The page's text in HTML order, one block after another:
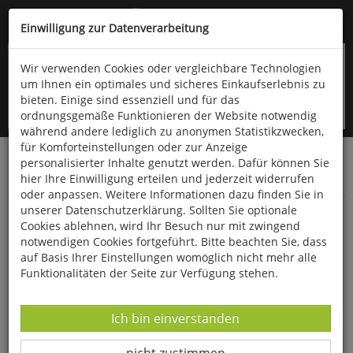
Kompletten Head der Seite überspringen
oder (06766) 9323-960
Startseite Bücher Quelle & Meyer Verlag
Flora
Bestimmungskarten
Strandpflanzen an Nord- und Ostsee im
Vergleich 10er Set
Einwilligung zur Datenverarbeitung
Wir verwenden Cookies oder vergleichbare Technologien
um Ihnen ein optimales und sicheres Einkaufserlebnis zu
bieten. Einige sind essenziell und für das
ordnungsgemäße Funktionieren der Website notwendig
während andere lediglich zu anonymen Statistikzwecken,
für Komforteinstellungen oder zur Anzeige
personalisierter Inhalte genutzt werden. Dafür können Sie
hier Ihre Einwilligung erteilen und jederzeit widerrufen
oder anpassen. Weitere Informationen dazu finden Sie in
unserer Datenschutzerklärung. Sollten Sie optionale
Cookies ablehnen, wird Ihr Besuch nur mit zwingend
notwendigen Cookies fortgeführt. Bitte beachten Sie, dass
auf Basis Ihrer Einstellungen womöglich nicht mehr alle
Funktionalitäten der Seite zur Verfügung stehen.
Datenverarbeitung -
Ich bin einverstanden